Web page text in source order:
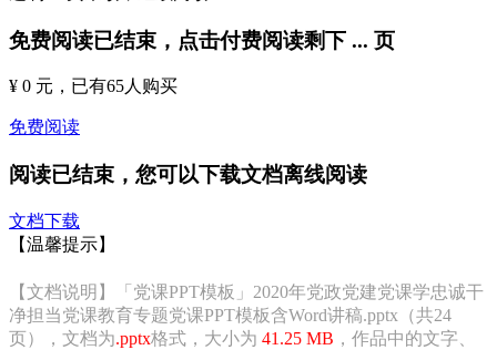
免费阅读已结束，点击付费阅读剩下 ... 页
¥ 0 元 ，已有65人购买
免费阅读
阅读已结束，您可以下载文档离线阅读
文档下载
【温馨提示】
【文档说明】「党课PPT模板」2020年党政党建党课学忠诚干
净担当党课教育专题党课PPT模板含Word讲稿.pptx（共24
页），文档为.pptx格式，大小为 41.25 MB ，作品中的文字、